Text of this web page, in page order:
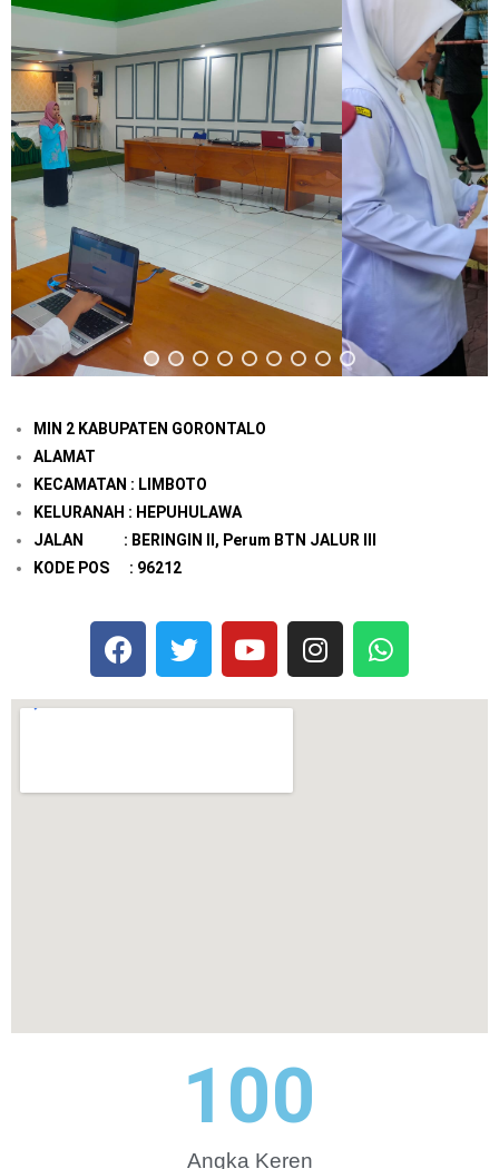
MIN 2 KABUPATEN GORONTALO
ALAMAT
KECAMATAN : LIMBOTO
KELURANAH : HEPUHULAWA
JALAN : BERINGIN II, Perum BTN JALUR III
KODE POS : 96212
Angka Keren
100